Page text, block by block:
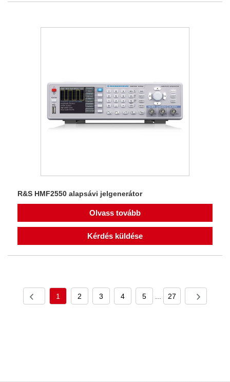
R&S HMF2550 alapsávi jelgenerátor
Olvass tovább
Kérdés küldése
1 2 3 4 5 ... 27